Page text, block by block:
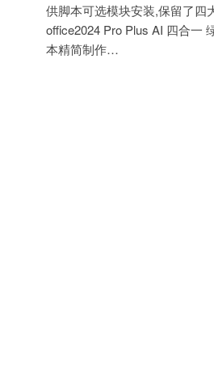
供脚本可选模块安装,保留了四
office2024 Pro Plus AI 四合一
本精简制作…